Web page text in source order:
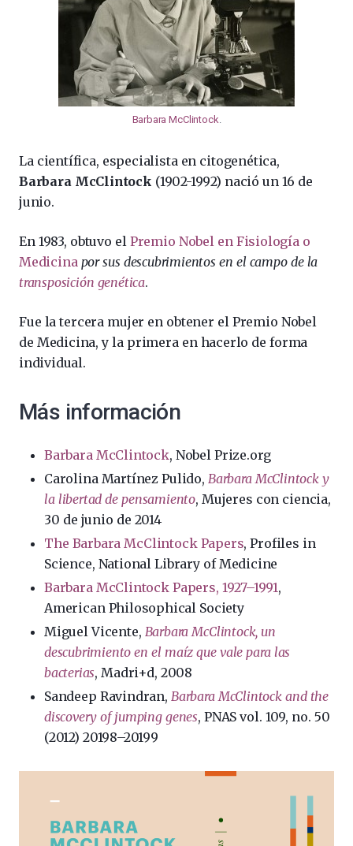
Barbara McClintock.
La científica, especialista en citogenética,
Barbara McClintock (1902-1992) nació un 16 de
junio.
En 1983, obtuvo el Premio Nobel en Fisiología o
Medicina por sus descubrimientos en el campo de la
transposición genética.
Fue la tercera mujer en obtener el Premio Nobel
de Medicina, y la primera en hacerlo de forma
individual.
Más información
Barbara McClintock, Nobel Prize.org
Carolina Martínez Pulido, Barbara McClintock y
la libertad de pensamiento, Mujeres con ciencia,
30 de junio de 2014
The Barbara McClintock Papers, Profiles in
Science, National Library of Medicine
Barbara McClintock Papers, 1927–1991,
American Philosophical Society
Miguel Vicente, Barbara McClintock, un
descubrimiento en el maíz que vale para las
bacterias, Madri+d, 2008
Sandeep Ravindran, Barbara McClintock and the
discovery of jumping genes, PNAS vol. 109, no. 50
(2012) 20198–20199